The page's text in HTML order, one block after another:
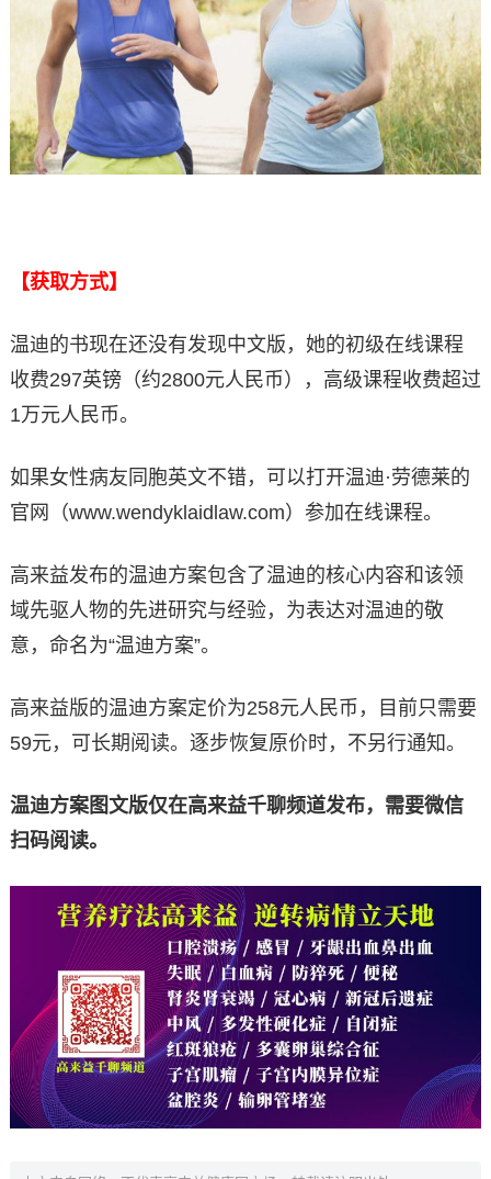
【获取方式】
温迪的书现在还没有发现中文版，她的初级在线课程
收费297英镑（约2800元人民币），高级课程收费超过
1万元人民币。
如果女性病友同胞英文不错，可以打开温迪·劳德莱的
官网（www.wendyklaidlaw.com）参加在线课程。
高来益发布的温迪方案包含了温迪的核心内容和该领
域先驱人物的先进研究与经验，为表达对温迪的敬
意，命名为“温迪方案”。
高来益版的温迪方案定价为258元人民币，目前只需要
59元，可长期阅读。逐步恢复原价时，不另行通知。
温迪方案图文版仅在高来益千聊频道发布，需要微信
扫码阅读。